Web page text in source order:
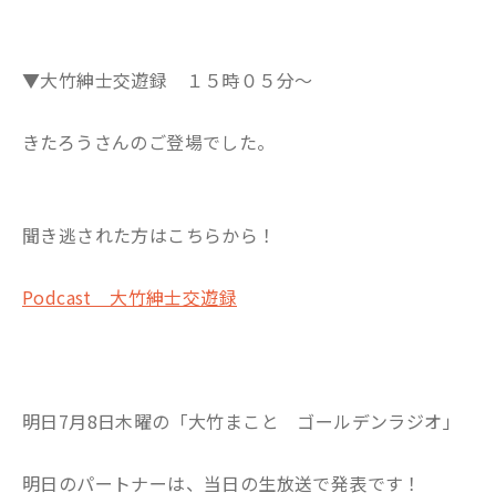
▼大竹紳士交遊録 １５時０５分～
きたろうさんのご登場でした。
聞き逃された方はこちらから！
Podcast 大竹紳士交遊録
明日7月8日木曜の「大竹まこと ゴールデンラジオ」
明日のパートナーは、当日の生放送で発表です！